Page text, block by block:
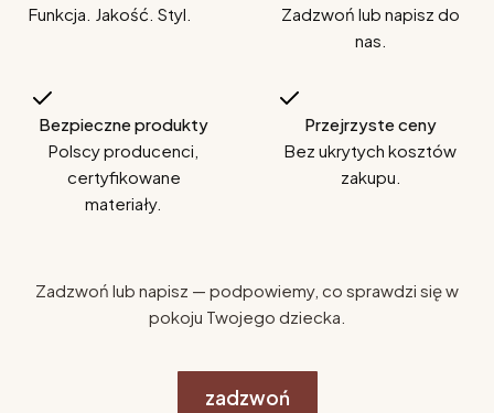
Funkcja. Jakość. Styl.
Zadzwoń lub napisz do
nas.
Bezpieczne produkty
Polscy producenci,
certyfikowane
materiały.
Przejrzyste ceny
Bez ukrytych kosztów
zakupu.
Zadzwoń lub napisz — podpowiemy, co sprawdzi się w
pokoju Twojego dziecka.
zadzwoń